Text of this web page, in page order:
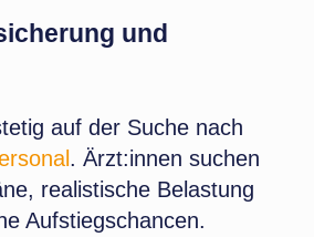
und
auf der Suche nach
. Ärzt:innen suchen
realistische Belastung
Aufstiegschancen.